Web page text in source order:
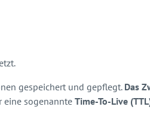
gespeichert und gepflegt. Das
eine sogenannte Time-To-Live